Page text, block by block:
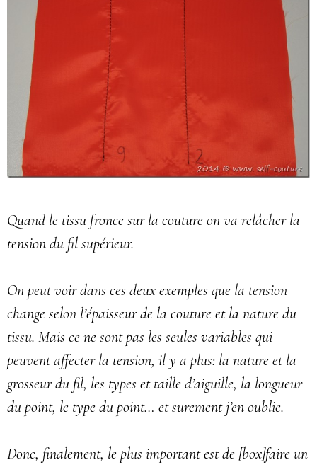
Quand le tissu fronce sur la couture on va relâcher la
tension du fil supérieur.
On peut voir dans ces deux exemples que la tension
change selon l’épaisseur de la couture et la nature du
tissu. Mais ce ne sont pas les seules variables qui
peuvent affecter la tension, il y a plus: la nature et la
grosseur du fil, les types et taille d’aiguille, la longueur
du point, le type du point… et surement j’en oublie.
Donc, finalement, le plus important est de [box]faire un